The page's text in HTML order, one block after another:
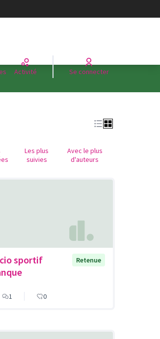
Activité Se connecter
Les plus
suivies
Avec le plus
d'auteurs
sportif
Retenue
1 0